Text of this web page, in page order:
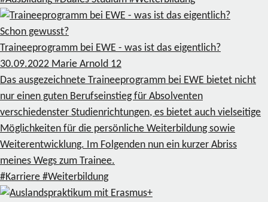
Schon gewusst?
Traineeprogramm bei EWE - was ist das eigentlich?
30.09.2022 Marie Arnold 12
Das ausgezeichnete Traineeprogramm bei EWE bietet nicht
nur einen guten Berufseinstieg für Absolventen
verschiedenster Studienrichtungen, es bietet auch vielseitige
Möglichkeiten für die persönliche Weiterbildung sowie
Weiterentwicklung. Im Folgenden nun ein kurzer Abriss
meines Wegs zum Trainee.
#Karriere #Weiterbildung